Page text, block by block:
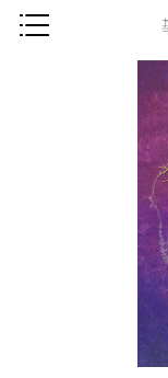
神學／教義
讀經／研經
聖經
信仰入門
教會歷史
靈修／禱告
教會事工